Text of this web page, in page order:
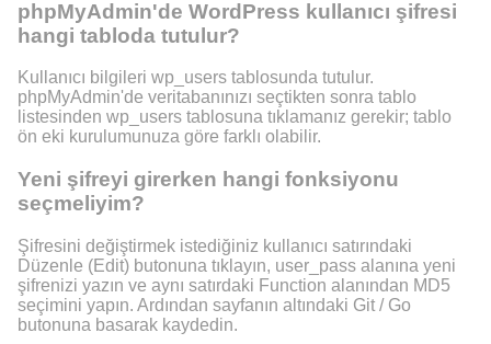
phpMyAdmin'de WordPress kullanıcı şifresi
hangi tabloda tutulur?
Kullanıcı bilgileri wp_users tablosunda tutulur.
phpMyAdmin'de veritabanınızı seçtikten sonra tablo
listesinden wp_users tablosuna tıklamanız gerekir; tablo
ön eki kurulumunuza göre farklı olabilir.
Yeni şifreyi girerken hangi fonksiyonu
seçmeliyim?
Şifresini değiştirmek istediğiniz kullanıcı satırındaki
Düzenle (Edit) butonuna tıklayın, user_pass alanına yeni
şifrenizi yazın ve aynı satırdaki Function alanından MD5
seçimini yapın. Ardından sayfanın altındaki Git / Go
butonuna basarak kaydedin.